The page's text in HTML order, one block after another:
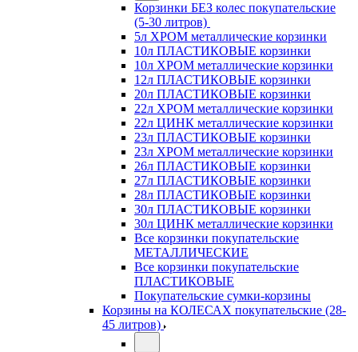
Корзинки БЕЗ колес покупательские
(5-30 литров)
5л ХРОМ металлические корзинки
10л ПЛАСТИКОВЫЕ корзинки
10л ХРОМ металлические корзинки
12л ПЛАСТИКОВЫЕ корзинки
20л ПЛАСТИКОВЫЕ корзинки
22л ХРОМ металлические корзинки
22л ЦИНК металлические корзинки
23л ПЛАСТИКОВЫЕ корзинки
23л ХРОМ металлические корзинки
26л ПЛАСТИКОВЫЕ корзинки
27л ПЛАСТИКОВЫЕ корзинки
28л ПЛАСТИКОВЫЕ корзинки
30л ПЛАСТИКОВЫЕ корзинки
30л ЦИНК металлические корзинки
Все корзинки покупательские
МЕТАЛЛИЧЕСКИЕ
Все корзинки покупательские
ПЛАСТИКОВЫЕ
Покупательские сумки-корзины
Корзины на КОЛЕСАХ покупательские (28-
45 литров)